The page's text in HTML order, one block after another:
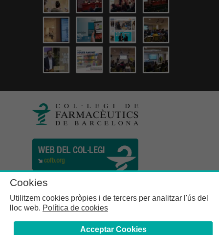
Cookies
Utilitzem cookies pròpies i de tercers per analitzar l'ús del
lloc web. Política de cookies
Acceptar Cookies